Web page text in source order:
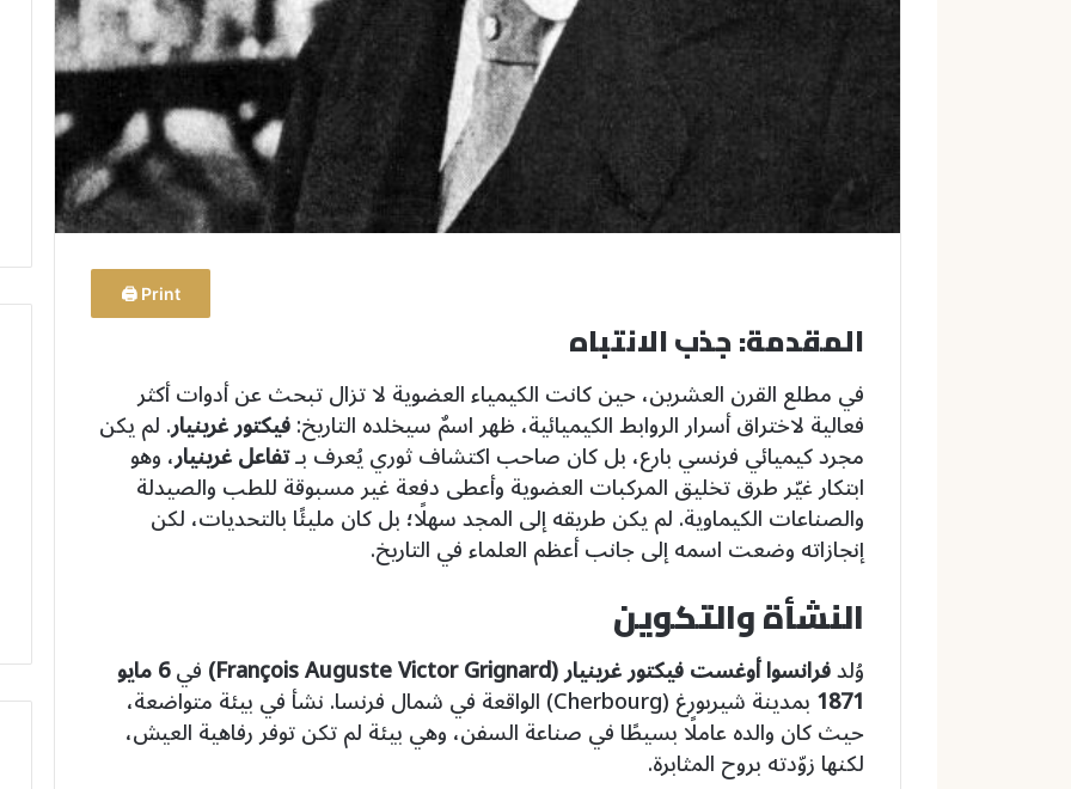
Print 🖨
المقدمة: جذب الانتباه
في مطلع القرن العشرين، حين كانت الكيمياء العضوية لا تزال تبحث عن أدوات أكثر
فعالية لاختراق أسرار الروابط الكيميائية، ظهر اسمٌ سيخلده التاريخ:فيكتور غرينيار. لم يكن
مجرد كيميائي فرنسي بارع، بل كان صاحب اكتشاف ثوري يُعرف بـتفاعل غرينيار، وهو
ابتكار غيّر طرق تخليق المركبات العضوية وأعطى دفعة غير مسبوقة للطب والصيدلة
والصناعات الكيماوية. لم يكن طريقه إلى المجد سهلًا؛ بل كان مليئًا بالتحديات، لكن
إنجازاته وضعت اسمه إلى جانب أعظم العلماء في التاريخ.
النشأة والتكوين
وُلدفرانسوا أوغست فيكتور غرينيار (François Auguste Victor Grignard) في 6 مايو
1871 بمدينة شيربورغ (Cherbourg) الواقعة في شمال فرنسا. نشأ في بيئة متواضعة،
حيث كان والده عاملًا بسيطًا في صناعة السفن، وهي بيئة لم تكن توفر رفاهية العيش،
لكنها زوّدته بروح المثابرة.